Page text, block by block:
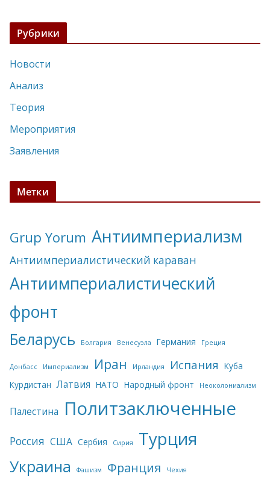
Рубрики
Новости
Анализ
Теория
Мероприятия
Заявления
Метки
Grup Yorum Антиимпериализм
Антиимпериалистический караван
Антиимпериалистический
фронт
Беларусь Болгария Венесуэла Германия Греция
Донбасс Империализм Иран Ирландия Испания Куба
Курдистан Латвия НАТО Народный фронт Неоколониализм
Палестина Политзаключенные
Россия США Сербия Сирия Турция
Украина Фашизм Франция Чехия